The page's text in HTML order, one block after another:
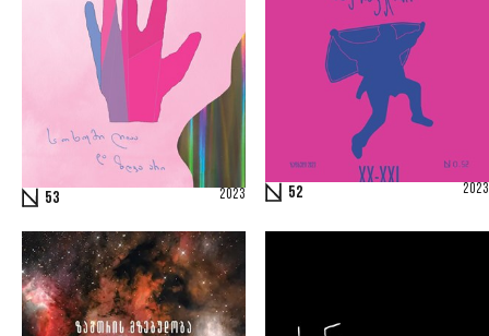
53 2023 52 2023